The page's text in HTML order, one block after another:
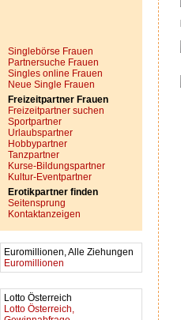
Singlebörse Frauen
Partnersuche Frauen
Singles online Frauen
Neue Single Frauen
Freizeitpartner Frauen
Freizeitpartner suchen
Sportpartner
Urlaubspartner
Hobbypartner
Tanzpartner
Kurse-Bildungspartner
Kultur-Eventpartner
Erotikpartner finden
Seitensprung
Kontaktanzeigen
Euromillionen, Alle Ziehungen
Euromillionen
Lotto Österreich
Lotto Österreich,